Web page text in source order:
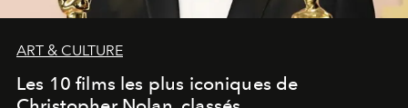
ART & CULTURE
Les 10 films les plus iconiques de